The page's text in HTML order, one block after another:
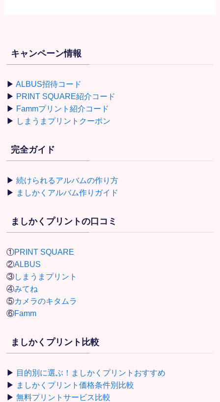
キャンペーン情報
▶ ALBUS招待コード
▶ PRINT SQUARE紹介コード
▶ Fammプリント紹介コード
▶ しまうまプリントクーポン
完全ガイド
▶続けられるアルバムの作り方
▶ ましかくアルバム作りガイド
ましかくプリントの口コミ
①PRINT SQUARE
②ALBUS
③しまうまプリント
④みてね
⑤カメラのキタムラ
⑥Famm
ましかくプリント比較
▶ 目的別に選ぶ！ましかくプリントおすすめ
▶ ましかくプリント価格条件別比較
▶無料プリントサービス比較